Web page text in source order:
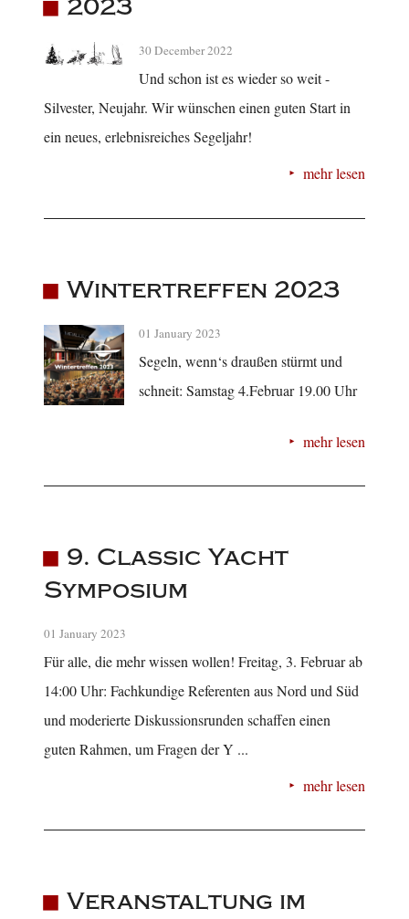
2023
30 December 2022
Und schon ist es wieder so weit -
Silvester, Neujahr. Wir wünschen einen guten Start in
ein neues, erlebnisreiches Segeljahr!
mehr lesen
Wintertreffen 2023
01 January 2023
Segeln, wenn‘s draußen stürmt und
schneit: Samstag 4.Februar 19.00 Uhr
mehr lesen
9. Classic Yacht
Symposium
01 January 2023
Für alle, die mehr wissen wollen! Freitag, 3. Februar ab
14:00 Uhr: Fachkundige Referenten aus Nord und Süd
und moderierte Diskussionsrunden schaffen einen
guten Rahmen, um Fragen der Y ...
mehr lesen
Veranstaltung im